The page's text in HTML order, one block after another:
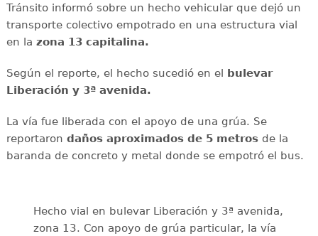
Tránsito informó sobre un hecho vehicular que dejó un
transporte colectivo empotrado en una estructura vial
en la zona 13 capitalina.
Según el reporte, el hecho sucedió en el bulevar
Liberación y 3ª avenida.
La vía fue liberada con el apoyo de una grúa. Se
reportaron daños aproximados de 5 metrosde la
baranda de concreto y metal donde se empotró el bus.
Hecho vial en bulevar Liberación y 3ª avenida,
zona 13. Con apoyo de grúa particular, la vía